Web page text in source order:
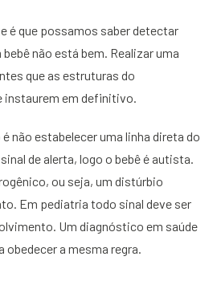
é que possamos saber detectar
bebê não está bem. Realizar uma
que as estruturas do
instaurem em definitivo.
não estabelecer uma linha direta do
de alerta, logo o bebê é autista.
ou seja, um distúrbio
Em pediatria todo sinal deve ser
Um diagnóstico em saúde
obedecer a mesma regra.